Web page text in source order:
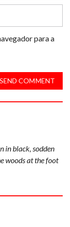
para a
SEND COMMENT
in black, sodden
woods at the foot